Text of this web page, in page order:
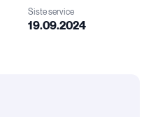
Siste service
19.09.2024